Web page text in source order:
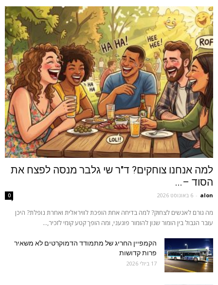
למה אנחנו צוחקים? ד"ר שי גלבר מנסה לפצח את
הסוד –...
alon
- 6 באוגוסט 2026 0
מה גורם לאנשים לצחוק? למה בדיחה אחת הופכת לוויראלית ואחרת נופלת? היכן
עובר הגבול בין הומור שנון להומור פוגעני, ומה הופך קטע קומי לזכיר,...
הקמפיין החריג של מתמודד הדמוקרטים לא משאיר
פרות קדושות
17 ביולי 2026